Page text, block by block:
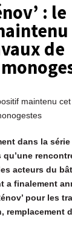
: le
de
maintenu
dans la série
qu’une
acteurs du
a finalement
pour les
remplacement